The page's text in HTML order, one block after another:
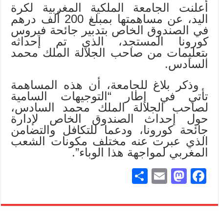
أعلنت ‏الجامعة الملكية المغربية لكرة
اليد، عن مساهمتها بمبلغ 200 ألف درهم
في الصندوق الخاص بتدبير جائحة فيروس
كورونا المستجد، الذي تم إحداثه
بتعليمات من صاحب الجلالة الملك محمد
السادس.
وذكر بلاغ للجامعة، أن هذه المساهمة
تأتي في إطار “التوجيهات السامية
لصاحب الجلالة الملك محمد السادس،
حول إحداث الصندوق الخاص لإدارة
جائحة كورونا، ودعما للتكافل والتضامن
الذي عبرت عنه مختلف مكونات الشعب
المغربي لمواجهة هذا الوباء”.
Fa
bo
M
to
E
ail
re